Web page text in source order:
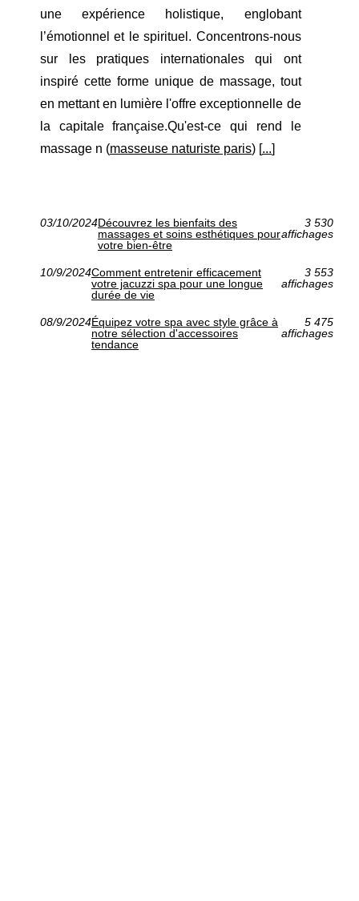
une expérience holistique, englobant
l’émotionnel et le spirituel. Concentrons-nous
sur les pratiques internationales qui ont
inspiré cette forme unique de massage, tout
en mettant en lumière l'offre exceptionnelle de
la capitale française.Qu'est-ce qui rend le
massage n (masseuse naturiste paris) [...]
03/10/2024Découvrez les bienfaits des
massages et soins esthétiques pour
votre bien-être
3 530
affichages
10/9/2024Comment entretenir efficacement
votre jacuzzi spa pour une longue
durée de vie
3 553
affichages
08/9/2024Équipez votre spa avec style grâce à
notre sélection d'accessoires
tendance
5 475
affichages